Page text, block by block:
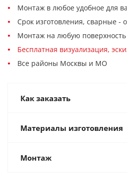
Монтаж в любое удобное для
Срок изготовления, сварные -
Монтаж на любую поверхность
Бесплатная визуализация,
Все районы Москвы и МО
Как заказать
Материалы изготовления
Монтаж